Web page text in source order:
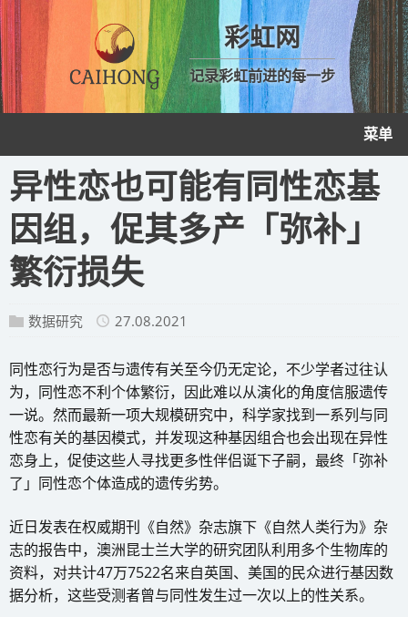
彩虹网
记录彩虹前进的每一步
菜单
异性恋也可能有同性恋基
因组，促其多产「弥补」
繁衍损失
数据研究 27.08.2021
同性恋行为是否与遗传有关至今仍无定论，不少学者过往认
为，同性恋不利个体繁衍，因此难以从演化的角度信服遗传
一说。然而最新一项大规模研究中，科学家找到一系列与同
性恋有关的基因模式，并发现这种基因组合也会出现在异性
恋身上，促使这些人寻找更多性伴侣诞下子嗣，最终「弥补
了」同性恋个体造成的遗传劣势。
近日发表在权威期刊《自然》杂志旗下《自然人类行为》杂
志的报告中，澳洲昆士兰大学的研究团队利用多个生物库的
资料，对共计47万7522名来自英国、美国的民众进行基因数
据分析，这些受测者曾与同性发生过一次以上的性关系。